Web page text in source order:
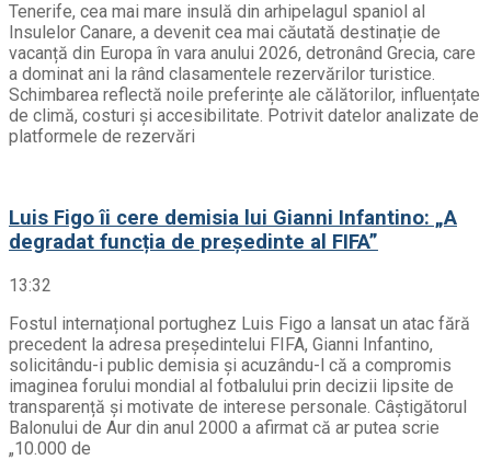
Tenerife, cea mai mare insulă din arhipelagul spaniol al
Insulelor Canare, a devenit cea mai căutată destinație de
vacanță din Europa în vara anului 2026, detronând Grecia, care
a dominat ani la rând clasamentele rezervărilor turistice.
Schimbarea reflectă noile preferințe ale călătorilor, influențate
de climă, costuri și accesibilitate. Potrivit datelor analizate de
platformele de rezervări
Luis Figo îi cere demisia lui Gianni Infantino: „A
degradat funcția de președinte al FIFA”
13:32
Fostul internațional portughez Luis Figo a lansat un atac fără
precedent la adresa președintelui FIFA, Gianni Infantino,
solicitându-i public demisia și acuzându-l că a compromis
imaginea forului mondial al fotbalului prin decizii lipsite de
transparență și motivate de interese personale. Câștigătorul
Balonului de Aur din anul 2000 a afirmat că ar putea scrie
„10.000 de